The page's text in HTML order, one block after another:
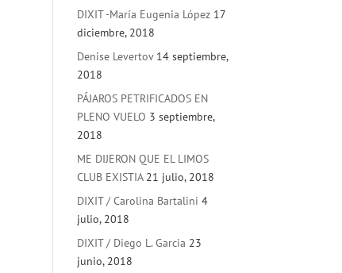
DIXIT -María Eugenia López 17
diciembre, 2018
Denise Levertov 14 septiembre,
2018
PÁJAROS PETRIFICADOS EN
PLENO VUELO 3 septiembre,
2018
ME DIJERON QUE EL LIMOS
CLUB EXISTIA 21 julio, 2018
DIXIT / Carolina Bartalini 4
julio, 2018
DIXIT / Diego L. Garcia 23
junio, 2018